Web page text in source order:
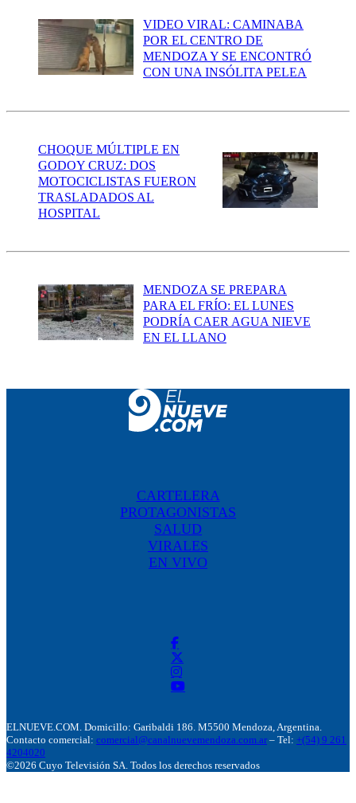
VIDEO VIRAL: CAMINABA
POR EL CENTRO DE
MENDOZA Y SE ENCONTRÓ
CON UNA INSÓLITA PELEA
CHOQUE MÚLTIPLE EN
GODOY CRUZ: DOS
MOTOCICLISTAS FUERON
TRASLADADOS AL
HOSPITAL
MENDOZA SE PREPARA
PARA EL FRÍO: EL LUNES
PODRÍA CAER AGUA NIEVE
EN EL LLANO
CARTELERA
PROTAGONISTAS
SALUD
VIRALES
EN VIVO
ELNUEVE.COM. Domicillo: Garibaldi 186. M5500 Mendoza, Argentina.
Contacto comercial: comercial@canalnuevemendoza.com.ar – Tel: +(54) 9 261
4204020
©2026 Cuyo Televisión SA. Todos los derechos reservados